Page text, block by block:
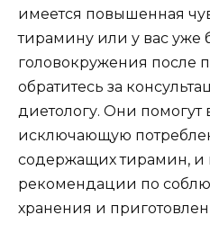
имеется повышенная
тирамину или у вас уже
головокружения после
обратитесь за
диетологу. Они помогут
исключающую
содержащих тирамин, и
рекомендации по
хранения и